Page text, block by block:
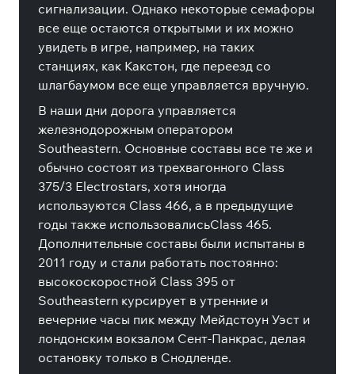
сигнализации. Однако некоторые семафоры
все еще остаются открытыми и их можно
увидеть в игре, например, на таких
станциях, как Какстон, где переезд со
шлагбаумом все еще управляется вручную.
В наши дни дорога управляется
железнодорожным оператором
Southeastern. Основные составы все те же и
обычно состоят из трехвагонного Class
375/3 Electrostars, хотя иногда
используются Class 466, а в предыдущие
годы также использовалисьClass 465.
Дополнительные составы были испытаны в
2011 году и стали работать постоянно:
высокоскоростной Class 395 от
Southeastern курсирует в утренние и
вечерние часы пик между Мейдстоун Уэст и
лондонским вокзалом Сент-Панкрас, делая
остановку только в Снодленде.